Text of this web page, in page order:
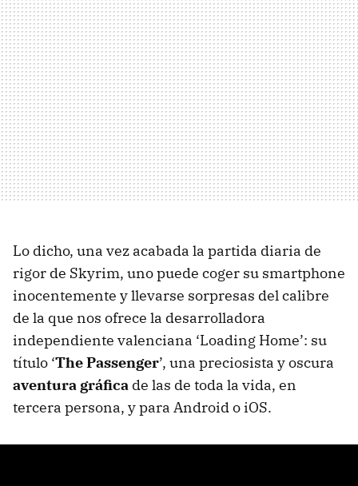
Lo dicho, una vez acabada la partida diaria de
rigor de Skyrim, uno puede coger su smartphone
inocentemente y llevarse sorpresas del calibre
de la que nos ofrece la desarrolladora
independiente valenciana ‘Loading Home’: su
título ‘The Passenger’, una preciosista y oscura
aventura gráfica de las de toda la vida, en
tercera persona, y para Android o iOS.